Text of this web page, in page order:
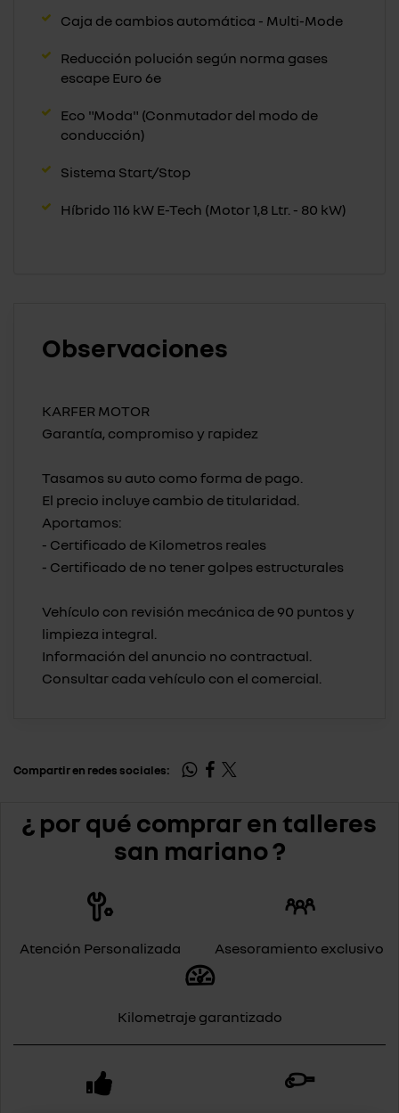
Caja de cambios automática - Multi-Mode
Reducción polución según norma gases
escape Euro 6e
Eco "Moda" (Conmutador del modo de
conducción)
Sistema Start/Stop
Híbrido 116 kW E-Tech (Motor 1,8 Ltr. - 80 kW)
Observaciones
KARFER MOTOR
Garantía, compromiso y rapidez
Tasamos su auto como forma de pago.
El precio incluye cambio de titularidad.
Aportamos:
- Certificado de Kilometros reales
- Certificado de no tener golpes estructurales
Vehículo con revisión mecánica de 90 puntos y
limpieza integral.
Información del anuncio no contractual.
Compartir en redes sociales:
¿ por qué comprar en talleres
san mariano ?
Atención Personalizada Asesoramiento exclusivo
Kilometraje garantizado